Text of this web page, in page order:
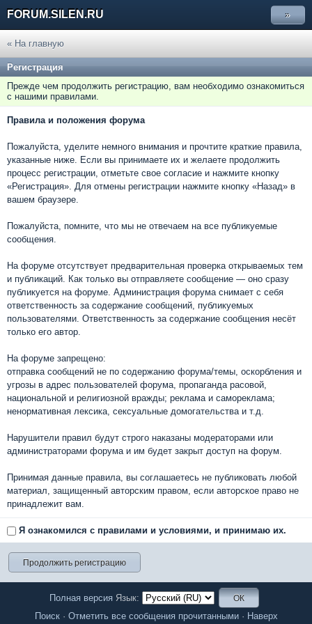
FORUM.SILEN.RU »
« На главную
Регистрация
Прежде чем продолжить регистрацию, вам необходимо ознакомиться
с нашими правилами.
Правила и положения форума
Пожалуйста, уделите немного внимания и прочтите краткие правила,
указанные ниже. Если вы принимаете их и желаете продолжить
процесс регистрации, отметьте свое согласие и нажмите кнопку
«Регистрация». Для отмены регистрации нажмите кнопку «Назад» в
вашем браузере.
Пожалуйста, помните, что мы не отвечаем на все публикуемые
сообщения.
На форуме отсутствует предварительная проверка открываемых тем
и публикаций. Как только вы отправляете сообщение — оно сразу
публикуется на форуме. Администрация форума снимает с себя
ответственность за содержание сообщений, публикуемых
пользователями. Ответственность за содержание сообщения несёт
только его автор.
На форуме запрещено:
отправка сообщений не по содержанию форума/темы, оскорбления и
угрозы в адрес пользователей форума, пропаганда расовой,
национальной и религиозной вражды; реклама и самореклама;
ненормативная лексика, сексуальные домогательства и т.д.
Нарушители правил будут строго наказаны модераторами или
администраторами форума и им будет закрыт доступ на форум.
Принимая данные правила, вы соглашаетесь не публиковать любой
материал, защищенный авторским правом, если авторское право не
принадлежит вам.
Я ознакомился с правилами и условиями, и принимаю их.
Полная версия Язык:
Поиск· Отметить все сообщения прочитанными· Наверх